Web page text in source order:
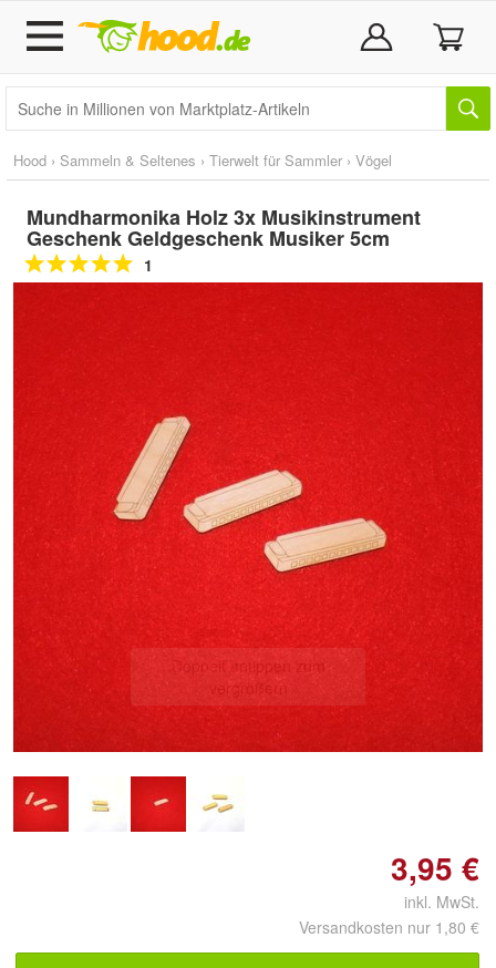
Hood › Sammeln & Seltenes › Tierwelt für Sammler › Vögel
Mundharmonika Holz 3x Musikinstrument
Geschenk Geldgeschenk Musiker 5cm
1
Doppelt antippen zum
vergrößern
3,95 €
inkl. MwSt.
Versandkosten nur 1,80 €